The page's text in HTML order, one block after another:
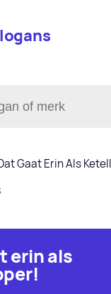
Gaat Erin Als
erin als